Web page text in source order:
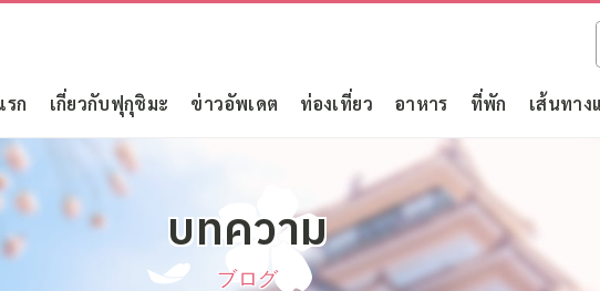
ก เกี่ยวกับฟุกุชิมะ ข่าวอัพเดต ท่องเที่ยว อาหาร ที่พัก เส้นทาง
บทความ
ブログ